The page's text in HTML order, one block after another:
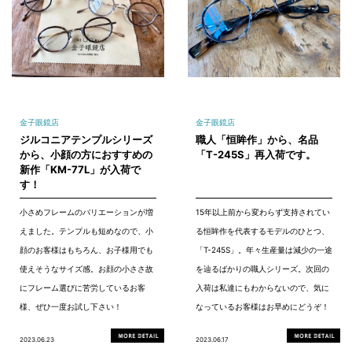
金子眼鏡店
ジルコニアテンプルシリーズ
から、小顔の方におすすめの
新作「KM-77L」が入荷で
す！
小さめフレームのバリエーションが増
えました。テンプルも短めなので、小
顔のお客様はもちろん、お子様用でも
使えそうなサイズ感。お顔の小ささ故
にフレーム選びに苦労しているお客
様、ぜひ一度お試し下さい！
2023.06.23
金子眼鏡店
職人「恒眸作」から、名品
「T-245S」再入荷です。
15年以上前から変わらず支持されてい
る恒眸作を代表するモデルのひとつ、
「T-245S」。年々生産量は減少の一途
を辿るばかりの職人シリーズ。次回の
入荷は私達にもわからないので、気に
なっているお客様はお早めにどうぞ！
2023.06.17